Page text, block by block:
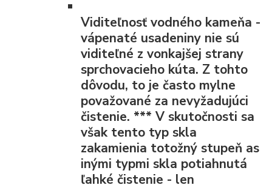
Viditeľnosť vodného kameňa -
vápenaté usadeniny nie sú
viditeľné z vonkajšej strany
sprchovacieho kúta. Z tohto
dôvodu, to je často mylne
považované za nevyžadujúci
čistenie. ***V skutočnosti sa
však tento typ skla
zakamienia totožný stupeň as
inými typmi skla potiahnutá
ľahké čistenie - len